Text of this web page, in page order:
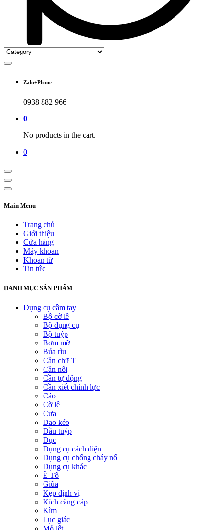
Zalo+Phone
0938 882 966
0
No products in the cart.
0
Main Menu
Trang chủ
Giới thiệu
Cửa hàng
Máy khoan
Khoan từ
Tin tức
DANH MỤC SẢN PHẨM
Dụng cụ cầm tay
Bộ cờ lê
Bộ dụng cụ
Bộ tuýp
Bơm mỡ
Búa rìu
Cần chữ T
Cần nối
Cần tự động
Cần xiết chỉnh lực
Cảo
Cờ lê
Cưa
Dao kéo
Đầu tuýp
Đục
Dụng cụ cách điện
Dụng cụ chống cháy nổ
Dụng cụ khác
Ê Tô
Giũa
Kẹp định vị
Kích căng cáp
Kìm
Lục giác
Mỏ lết